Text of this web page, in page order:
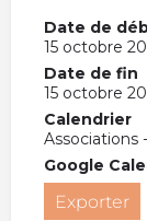
Date de
15 octobre
Date de fin
15 octobre
Calendrier
Associations
Google
Exporter